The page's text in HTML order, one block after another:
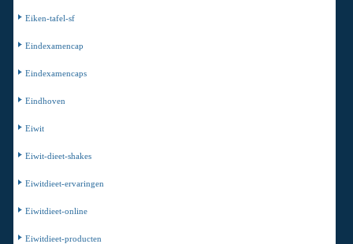
Eiken-tafel-sf
Eindexamencap
Eindexamencaps
Eindhoven
Eiwit
Eiwit-dieet-shakes
Eiwitdieet-ervaringen
Eiwitdieet-online
Eiwitdieet-producten